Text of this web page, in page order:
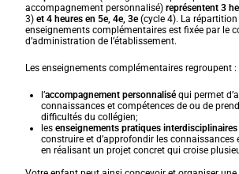
accompagnement personnalisé)représentent 3
3)et 4 heures en 5e, 4e, 3e(cycle 4). La répartition
enseignements complémentaires est fixée par le
d’administration de l’établissement.
Les enseignements complémentaires regroupent :
l’accompagnement personnaliséqui permet
connaissances et compétences de ou de
difficultés du collégien;
lesenseignements pratiques
construire et d’approfondir les connaissances
en réalisant un projet concret qui croise